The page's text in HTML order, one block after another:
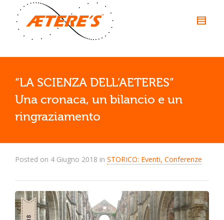
“LA SCIENZA DELL’AETERES”
Una cronaca, un bilancio e un
ringraziamento
Posted on 4 Giugno 2018 in STORICO: Eventi, Conferenze